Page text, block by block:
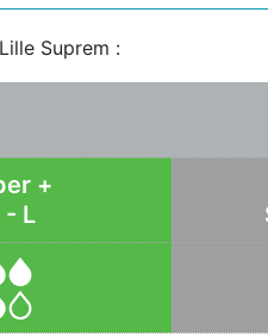
Suprem :
+
- L